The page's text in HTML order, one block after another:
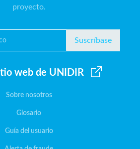
proyecto.
Suscríbase
web de UNIDIR
Sobre nosotros
Glosario
Guía del usuario